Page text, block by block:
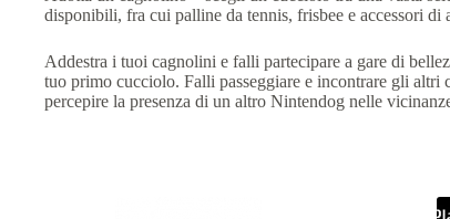
disponibili, fra cui palline da tennis, frisbee e accessori
Addestra i tuoi cagnolini e falli partecipare a gare di
tuo primo cucciolo. Falli passeggiare e incontrare gli
percepire la presenza di un altro Nintendog nelle